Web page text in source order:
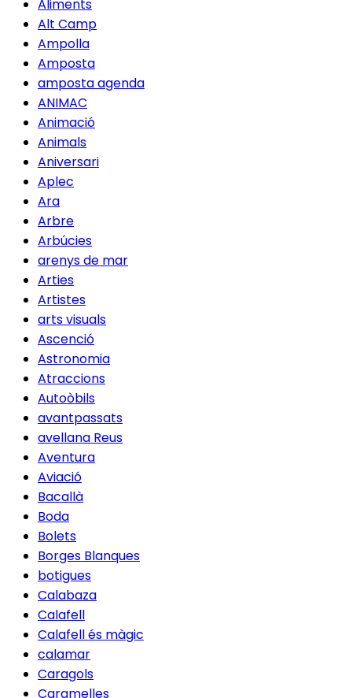
Aliments
Alt Camp
Ampolla
Amposta
amposta agenda
ANIMAC
Animació
Animals
Aniversari
Aplec
Ara
Arbre
Arbúcies
arenys de mar
Arties
Artistes
arts visuals
Ascenció
Astronomia
Atraccions
Autoòbils
avantpassats
avellana Reus
Aventura
Aviació
Bacallà
Boda
Bolets
Borges Blanques
botigues
Calabaza
Calafell
Calafell és màgic
calamar
Caragols
Caramelles